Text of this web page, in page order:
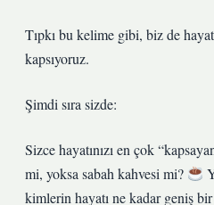
Tıpkı bu kelime gibi, biz de
kapsıyoruz.
Şimdi sıra sizde:
Sizce hayatınızı en çok
mi, yoksa sabah kahvesi mi?
kimlerin hayatı ne kadar geniş